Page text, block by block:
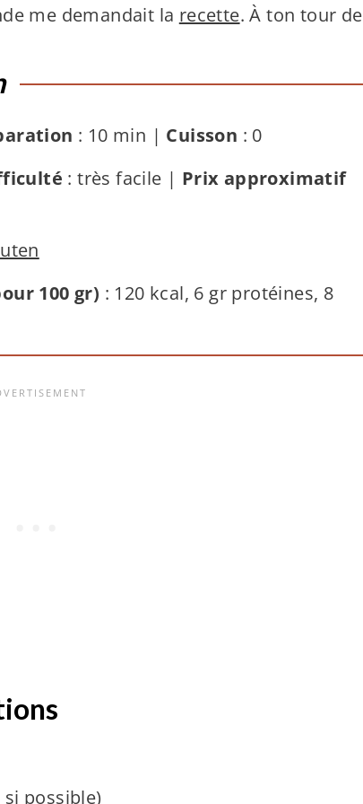
me demandait la recette. À ton tour de
: 10 min | Cuisson : 0
: très facile | Prix approximatif
100 gr) : 120 kcal, 6 gr protéines, 8
possible)